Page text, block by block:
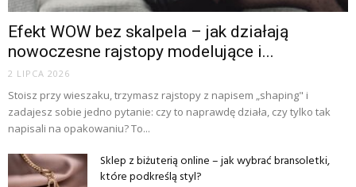
Efekt WOW bez skalpela – jak działają
nowoczesne rajstopy modelujące i...
2 LIPCA 2026
Stoisz przy wieszaku, trzymasz rajstopy z napisem „shaping" i
zadajesz sobie jedno pytanie: czy to naprawdę działa, czy tylko tak
napisali na opakowaniu? To...
Sklep z biżuterią online – jak wybrać bransoletki,
które podkreślą styl?